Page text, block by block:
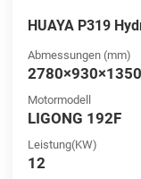
HUAYA P319
Abmessungen (mm)
2780×930×1350
Motormodell
LIGONG 192F
Leistung(KW)
12